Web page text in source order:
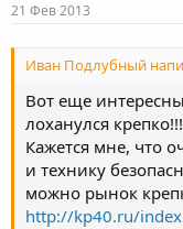
21 Фев 2013
Иван Подлубный
Вот еще
лоханулся крепко!!!
Кажется мне, что
и технику
можно рынок
http://kp40.ru/